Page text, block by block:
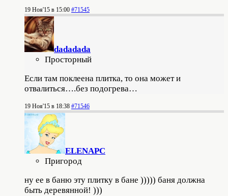
19 Ноя'15 в 15:00 #71545
dadadada
Просторный
Если там поклеена плитка, то она может и
отвалиться….без подогрева…
19 Ноя'15 в 18:38 #71546
ELENAPC
Пригород
ну ее в баню эту плитку в бане ))))) баня должна
быть деревянной! )))